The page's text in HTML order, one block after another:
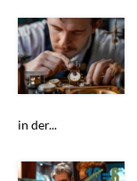
in der...